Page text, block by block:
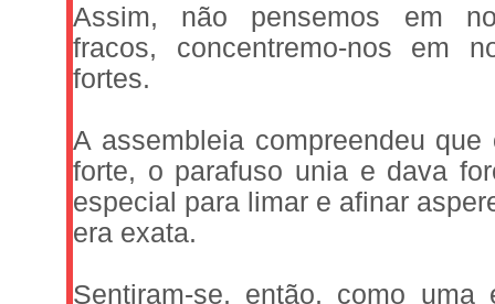
Assim, não pensemos em
fracos, concentremo-nos em
fortes.
A assembleia compreendeu que
forte, o parafuso unia e dava
especial para limar e afinar
era exata.
Sentiram-se, então, como uma